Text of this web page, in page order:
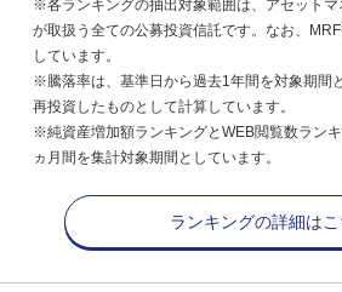
※各ランキングの抽出対象範囲は、アセット
が取扱う全ての公募投資信託です。なお、
しています。
※騰落率は、基準日から過去1年間を対象期間
再投資したものとして計算しています。
※純資産増加額ランキングとWEB閲覧数ラン
ヵ月間を集計対象期間としています。
ランキングの詳細はこ